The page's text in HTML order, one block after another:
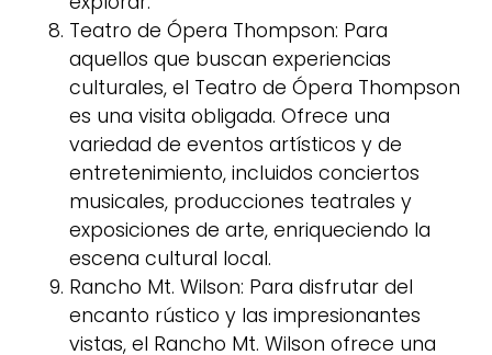
Teatro de Ópera Thompson: Para
aquellos que buscan experiencias
culturales, el Teatro de Ópera Thompson
es una visita obligada. Ofrece una
variedad de eventos artísticos y de
entretenimiento, incluidos conciertos
musicales, producciones teatrales y
exposiciones de arte, enriqueciendo la
escena cultural local.
Rancho Mt. Wilson: Para disfrutar del
encanto rústico y las impresionantes
vistas, el Rancho Mt. Wilson ofrece una